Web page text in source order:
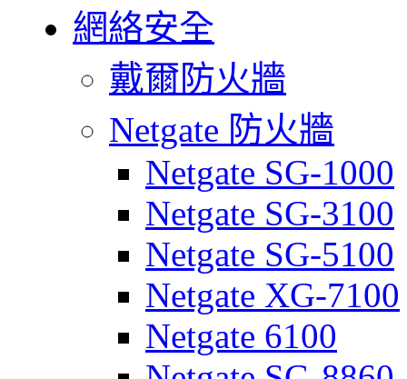
網絡安全
戴爾防火牆
Netgate 防火牆
Netgate SG-1000
Netgate SG-3100
Netgate SG-5100
Netgate XG-7100
Netgate 6100